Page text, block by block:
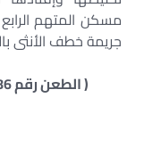
مسكن المتهم
جريمة خطف الأنثى
( الطعن رقم 386 سنة 44 ق ، جلسة 29/4/1974 )